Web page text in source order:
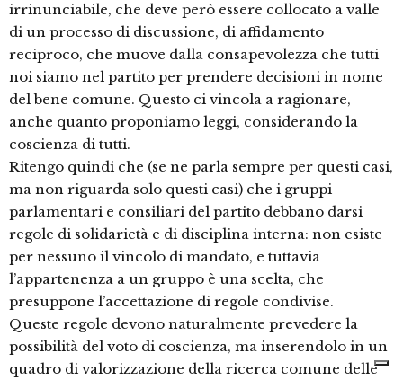
irrinunciabile, che deve però essere collocato a valle
di un processo di discussione, di affidamento
reciproco, che muove dalla consapevolezza che tutti
noi siamo nel partito per prendere decisioni in nome
del bene comune. Questo ci vincola a ragionare,
anche quanto proponiamo leggi, considerando la
coscienza di tutti.
Ritengo quindi che (se ne parla sempre per questi casi,
ma non riguarda solo questi casi) che i gruppi
parlamentari e consiliari del partito debbano darsi
regole di solidarietà e di disciplina interna: non esiste
per nessuno il vincolo di mandato, e tuttavia
l’appartenenza a un gruppo è una scelta, che
presuppone l’accettazione di regole condivise.
Queste regole devono naturalmente prevedere la
possibilità del voto di coscienza, ma inserendolo in un
quadro di valorizzazione della ricerca comune delle